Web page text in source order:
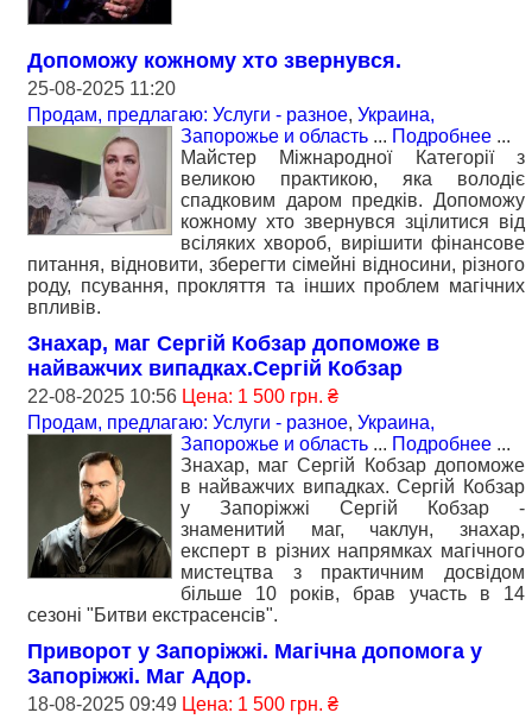
Допоможу кожному хто звернувся.
25-08-2025 11:20
Продам, предлагаю: Услуги - разное, Украина,
Запорожье и область ... Подробнее ...
Майстер Міжнародної Категорії з
великою практикою, яка володіє
спадковим даром предків. Допоможу
кожному хто звернувся зцілитися від
всіляких хвороб, вирішити фінансове
питання, відновити, зберегти сімейні відносини, різного
роду, псування, прокляття та інших проблем магічних
впливів.
Знахар, маг Сергій Кобзар допоможе в
найважчих випадках.Сергій Кобзар
22-08-2025 10:56 Цена: 1 500 грн. ₴
Продам, предлагаю: Услуги - разное, Украина,
Запорожье и область ... Подробнее ...
Знахар, маг Сергій Кобзар допоможе
в найважчих випадках. Сергій Кобзар
у Запоріжжі Сергій Кобзар -
знаменитий маг, чаклун, знахар,
експерт в різних напрямках магічного
мистецтва з практичним досвідом
більше 10 років, брав участь в 14
сезоні "Битви екстрасенсів".
Приворот у Запоріжжі. Магічна допомога у
Запоріжжі. Маг Адор.
18-08-2025 09:49 Цена: 1 500 грн. ₴